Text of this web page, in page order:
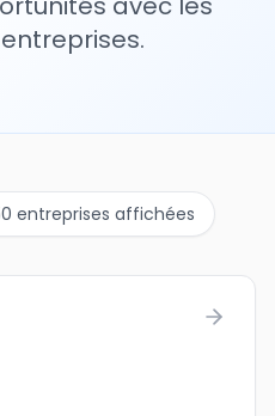
entreprises affichées